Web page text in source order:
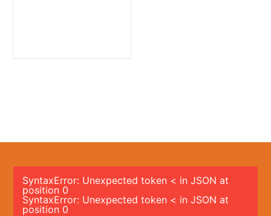
SyntaxError: Unexpected token < in JSON at
position 0
SyntaxError: Unexpected token < in JSON at
position 0